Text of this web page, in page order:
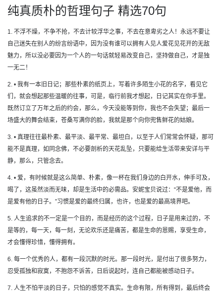
纯真质朴的哲理句子 精选70句
1. 不浮不燥，不争不抢，不去计较浮华之事，不去在意卑劣之人！永远不要让
自己迷失在别人的纷言纷语中，因为没有谁可以拥有人见人爱花见花开的无敌
魅力，所以没必要因为一个人的一句话就轻易改变自己，坚持做自己，才是独
一无二！
2. • 我有一本旧日记；那些朴素的纸页上，写着许多陌生小花的名字，看见它
们，就会想起那些温暖的往事，可是，临行前我才想起，日记其实在你手里。
既然订立了万年之后的约会，那么，今天没能等到你，我也不会失望；最后一
场盛大的舞会结束，苍桑写满你的脸，我就是那个向你兜售鲜花的姑娘。
3. • 真理往往最朴素、最平淡、最平常、最坦白，以至于人们常常会怀疑，那可
能不是真理，如同念佛，不必要剖析的天花乱坠，只要能给生活带来安详与平
静，那么，只管念去。
4. • 爱，有时候就是这么简单、朴素，像一杯在我们身边的白开水，伸手可及，
喝了，这虽然淡而无味，却是生活中的必需品。安妮宝贝说过：“不是爱他，而
是爱有他的日子。”习惯是爱的最终归属，也许，也是爱的最高境界吧。
5. 人生追求的不一定是一个目的，而是经历的这个过程，日子是用来过的，不
是等的，每一天，每一刻，无论欢乐还是痛苦，都是生命的恩赐，享受生命，
才会懂得珍惜，懂得拥有。
6. 每一个优秀的人，都有一段沉默的时光。那一段时光，是付出了很多努力，
忍受孤独和寂寞，不抱怨不诉苦，日后说起时，连自己都能被感动日子。
7. 人生不怕平淡的日子，只怕的感觉不真实。生命有限，所有得到，最后终会